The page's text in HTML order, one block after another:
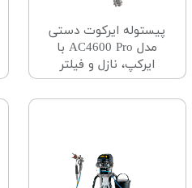
پیستوله ایرکوت دستی
مدل AC4600 Pro با
ایرکپ، نازل و فیلتر